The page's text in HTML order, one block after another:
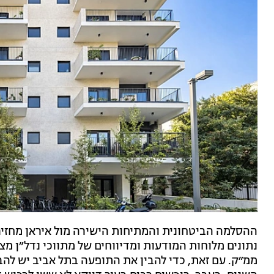
ההסלמה הביטחונית והמתיחות הישירה מול איראן
נתונים מלוחות המודעות ומדיווחים של מתווכי נדל״ן
ממ״ק. עם זאת, כדי להבין את התופעה בתל אביב יש